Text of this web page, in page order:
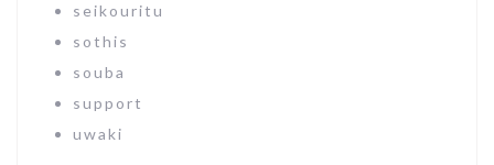
seikouritu
sothis
souba
support
uwaki